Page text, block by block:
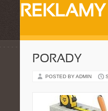
REKLAMY
PORADY
POSTED BY ADMIN